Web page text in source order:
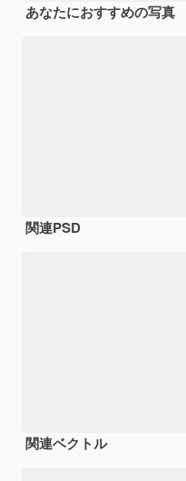
あなたにおすすめの写真
関連PSD
関連ベクトル